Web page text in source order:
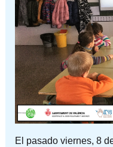
El pasado viernes, 8